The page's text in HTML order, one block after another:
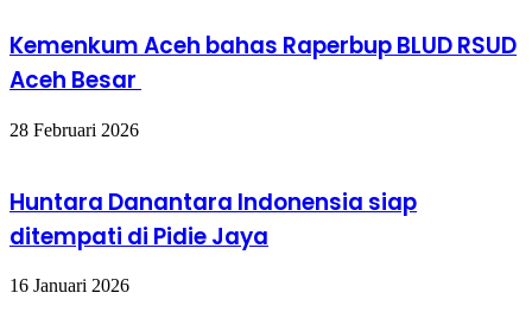
Kemenkum Aceh bahas Raperbup BLUD RSUD
Aceh Besar
28 Februari 2026
Huntara Danantara Indonensia siap
ditempati di Pidie Jaya
16 Januari 2026